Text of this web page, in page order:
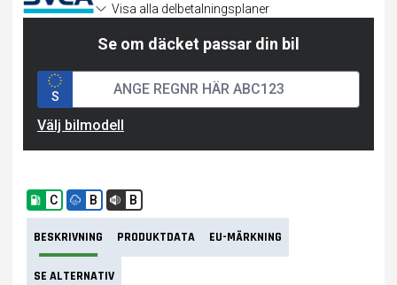
Visa alla delbetalningsplaner
Se om däcket passar din bil
S
Välj bilmodell
C B B
BESKRIVNING PRODUKTDATA EU-MÄRKNING
SE ALTERNATIV